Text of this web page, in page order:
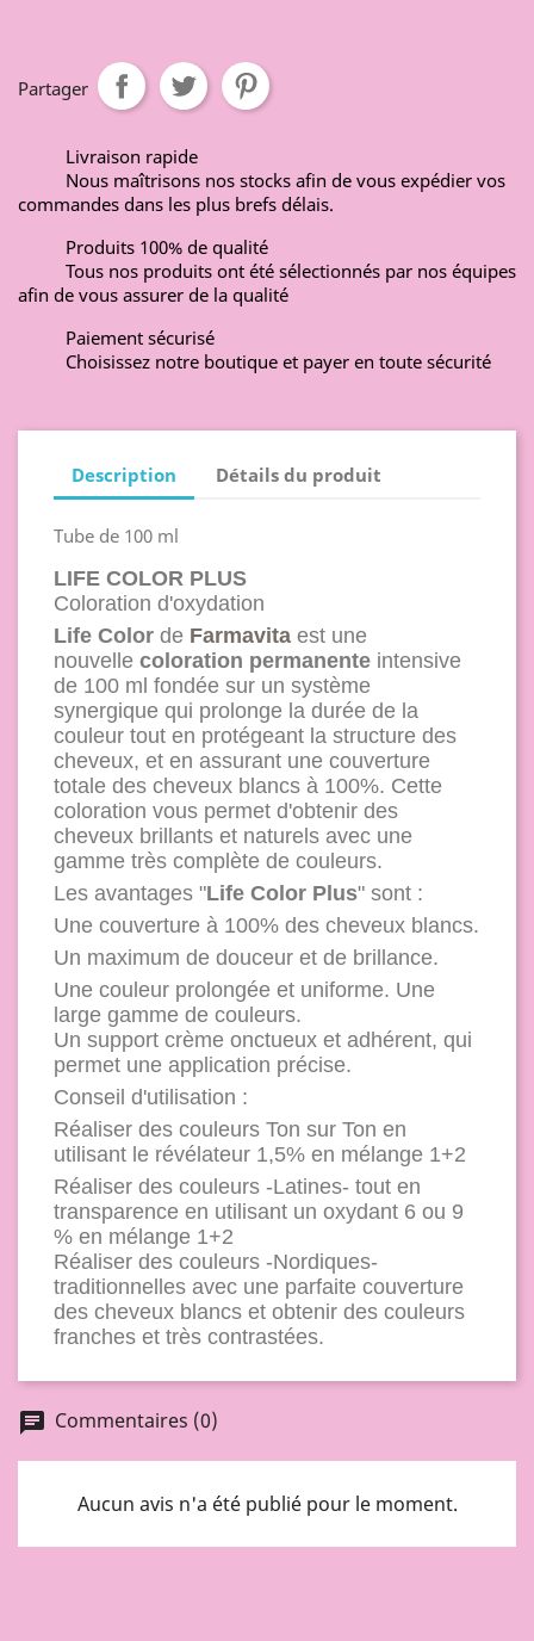
Partager
Livraison rapide
Nous maîtrisons nos stocks afin de vous expédier vos
commandes dans les plus brefs délais.
Produits 100% de qualité
Tous nos produits ont été sélectionnés par nos équipes
afin de vous assurer de la qualité
Paiement sécurisé
Choisissez notre boutique et payer en toute sécurité
Description Détails du produit
Tube de 100 ml
LIFE COLOR PLUS
Coloration d'oxydation
Life Color de Farmavita est une
nouvelle coloration permanente intensive
de 100 ml fondée sur un système
synergique qui prolonge la durée de la
couleur tout en protégeant la structure des
cheveux, et en assurant une couverture
totale des cheveux blancs à 100%. Cette
coloration vous permet d'obtenir des
cheveux brillants et naturels avec une
gamme très complète de couleurs.
Les avantages "Life Color Plus" sont :
Une couverture à 100% des cheveux blancs.
Un maximum de douceur et de brillance.
Une couleur prolongée et uniforme. Une
large gamme de couleurs.
Un support crème onctueux et adhérent, qui
permet une application précise.
Conseil d'utilisation :
Réaliser des couleurs Ton sur Ton en
utilisant le révélateur 1,5% en mélange 1+2
Réaliser des couleurs -Latines- tout en
transparence en utilisant un oxydant 6 ou 9
% en mélange 1+2
Réaliser des couleurs -Nordiques-
traditionnelles avec une parfaite couverture
des cheveux blancs et obtenir des couleurs
franches et très contrastées.
chat Commentaires (0)
Aucun avis n'a été publié pour le moment.